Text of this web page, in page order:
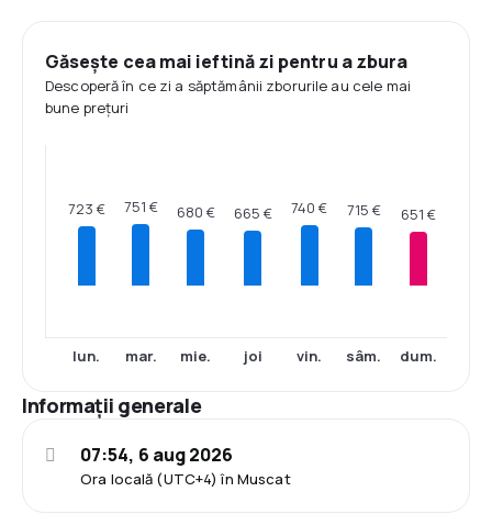
Găsește cea mai ieftină zi pentru a zbura
Descoperă în ce zi a săptămânii zborurile au cele mai
bune prețuri
723 €
lun.
751 €
mar.
680 €
mie.
665 €
joi
740 €
vin.
715 €
sâm.
651 €
dum.
Informații generale
Ora locală (UTC+4) în Muscat
07:54, 6 aug 2026